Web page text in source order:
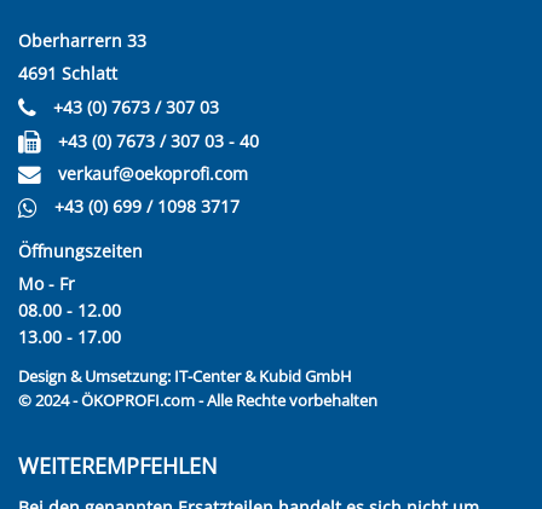
Oberharrern 33
4691 Schlatt
+43 (0) 7673 / 307 03
+43 (0) 7673 / 307 03 - 40
verkauf@oekoprofi.com
+43 (0) 699 / 1098 3717
Öffnungszeiten
Mo - Fr
08.00 - 12.00
13.00 - 17.00
Design & Umsetzung: IT-Center & Kubid GmbH
© 2024 - ÖKOPROFI.com - Alle Rechte vorbehalten
WEITEREMPFEHLEN